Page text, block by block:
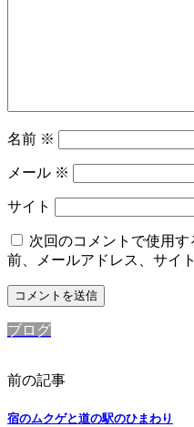
名前 ※
メール ※
サイト
次回のコメントで使用
前、メールアドレス、サイ
ブログ
前の記事
宿のムクゲと道の駅のひまわり